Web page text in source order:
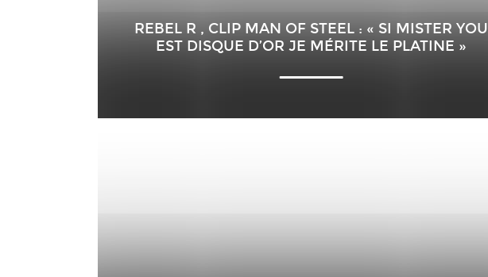
REBEL R , CLIP MAN OF STEEL : « SI MISTER YOU
EST DISQUE D’OR JE MÉRITE LE PLATINE »